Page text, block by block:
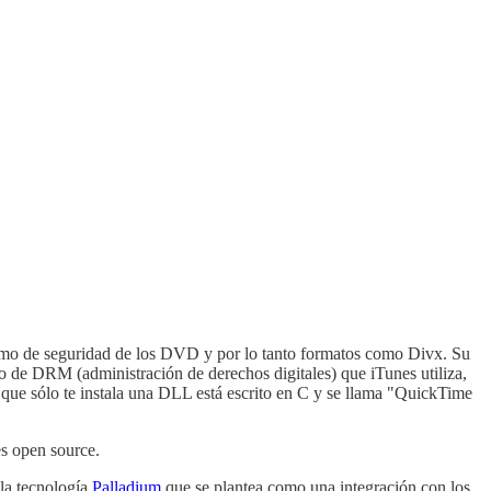
de seguridad de los DVD y por lo tanto formatos como Divx. Su
de DRM (administración de derechos digitales) que iTunes utiliza,
sólo te instala una DLL está escrito en C y se llama "QuickTime
open source.
tecnología Palladium que se plantea como una integración con los